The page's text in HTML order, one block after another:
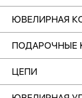
ЮВЕЛИРНАЯ
ПОДАРОЧНЫЕ
ЦЕПИ